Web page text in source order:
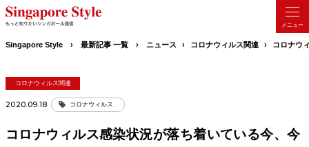
Singapore Style 最新記事 一覧 ニュース コロナウィルス関連 コロナウ
コロナウィルス関連
2020.09.18 コロナウィルス
コロナウィルス感染状況が落ち着いている今、今